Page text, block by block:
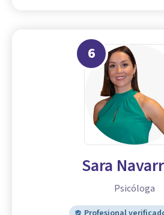
6
Sara
Psicóloga